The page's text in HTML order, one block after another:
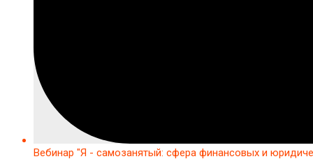
Вебинар "Я - самозанятый: сфера финансовых и